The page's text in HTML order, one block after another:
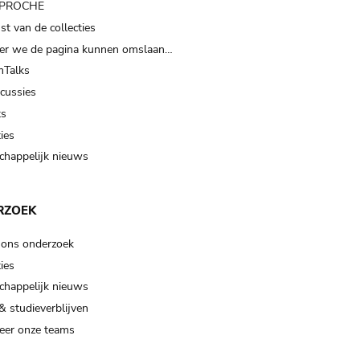
van de collecties
we de pagina kunnen omslaan…
nieuws
onderzoek
nieuws
studieverblijven
onze teams